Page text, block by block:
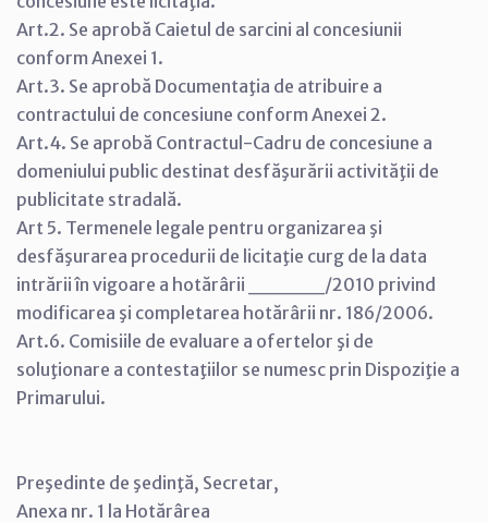
Art.2. Se aprobă Caietul de sarcini al concesiunii
conform Anexei 1.
Art.3. Se aprobă Documentaţia de atribuire a
contractului de concesiune conform Anexei 2.
Art.4. Se aprobă Contractul-Cadru de concesiune a
domeniului public destinat desfăşurării activităţii de
publicitate stradală.
Art 5. Termenele legale pentru organizarea şi
desfăşurarea procedurii de licitaţie curg de la data
intrării în vigoare a hotărârii _____/2010 privind
modificarea şi completarea hotărârii nr. 186/2006.
Art.6. Comisiile de evaluare a ofertelor şi de
soluţionare a contestaţiilor se numesc prin Dispoziţie a
Primarului.
Preşedinte de şedinţă, Secretar,
Anexa nr. 1 la Hotărârea